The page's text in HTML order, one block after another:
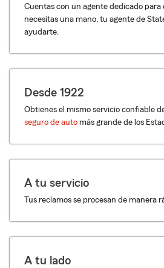
Cuentas con un agente dedicado para
necesitas una mano, tu agente de
ayudarte.
Desde 1922
Obtienes el mismo servicio confiable
seguro de auto más grande de los
A tu servicio
Tus reclamos se procesan de manera
A tu lado